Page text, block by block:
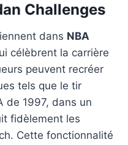
Challenges
dans NBA
célèbrent la carrière
peuvent recréer
tels que le tir
de 1997, dans un
fidèlement les
Cette fonctionnalité